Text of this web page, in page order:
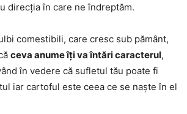
direcția în care ne îndreptăm.
comestibili, care cresc sub pământ,
ceva anume îți va întări caracterul,
în vedere că sufletul tău poate fi
iar cartoful este ceea ce se naște în el